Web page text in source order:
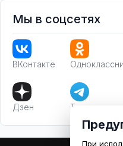
Мы в соцсетях
ВКонтакте
Дзен Телеграм
При